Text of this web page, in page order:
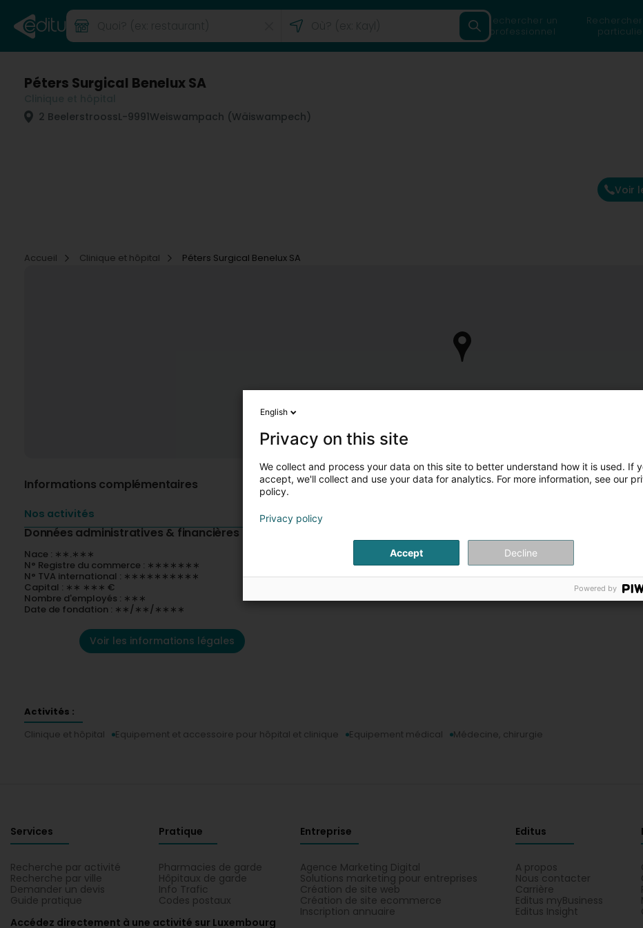
Rechercher un
professionnel
Péters Surgical Benelux SA
2 BeelerstroossL-9991Weiswampach (Wäiswampech)
Voir
Accueil
Clinique et hôpital Péters Surgical Benelux SA
Informations complémentaires
Nos activités
Données administratives & financières
Nace : ∗∗.∗∗∗
N° Registre du commerce : ∗∗∗∗∗∗∗
N° TVA international : ∗∗∗∗∗∗∗∗∗∗
Capital : ∗∗ ∗∗∗ €
Nombre d'employés : ∗∗∗
Date de fondation : ∗∗/∗∗/∗∗∗∗
Voir les informations légales
Activités :
Clinique et hôpital
Equipement et accessoire pour hôpital et clinique Equipement médical Médecine, chirurgie
Services
Recherche par activité
Recherche par ville
Demander un devis
Guide pratique
Pratique
Pharmacies de garde
Hôpitaux de garde
Info Trafic
Codes postaux
Entreprise
Agence Marketing Digital
Solutions marketing pour entreprises
Création de site web
Création de site ecommerce
Inscription annuaire
Editus
A propos
Nous contacter
Carrière
Editus myBusiness
Editus Insight
Accédez directement à une activité sur Luxembourg
English
Privacy on this site
We collect and process your data on this site to better understand how it is used. If
accept, we'll collect and use your data for analytics. For more information, see our
policy.
Privacy policy
Accept Decline
Powered by